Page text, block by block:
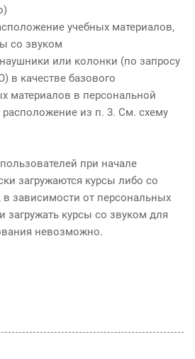
учебных материалов,
со звуком
наушники или колонки (по запросу
в качестве базового
материалов в персональной
расположение из п. 3. См. схему
при начале
загружаются курсы либо со
в зависимости от персональных
загружать курсы со звуком для
невозможно.